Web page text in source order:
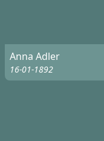
Anna Adler
16-01-1892